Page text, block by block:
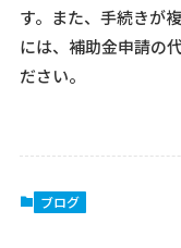
す。また、手続きが
には、補助金申請の
ださい。
ブログ